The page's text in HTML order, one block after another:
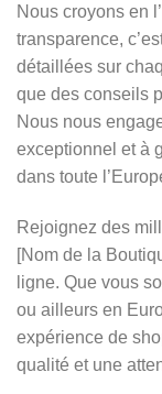
Nous croyons en
transparence,
détaillées sur
que des conseils
Nous nous
exceptionnel et à
dans toute
Rejoignez des
[Nom de la
ligne. Que vous
ou ailleurs en
expérience de
qualité et une